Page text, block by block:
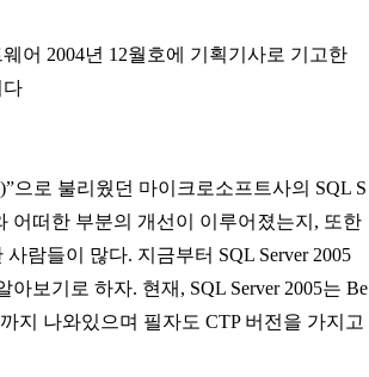
어 2004년 12월호에 기획기사로 기고한
다
으로 불리웠던 마이크로소프트사의 SQL S
어떠한 부분의 개선이 이루어졌는지, 또한
람들이 많다. 지금부터 SQL Server 2005
보기로 하자. 현재, SQL Server 2005는 Be
지 나와있으며 필자도 CTP 버전을 가지고